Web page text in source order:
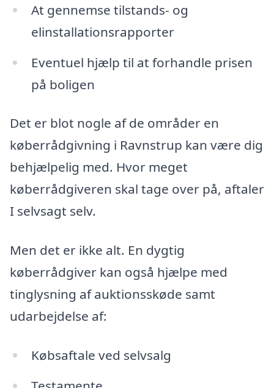
At gennemse tilstands- og
elinstallationsrapporter
Eventuel hjælp til at forhandle prisen
på boligen
Det er blot nogle af de områder en
køberrådgivning i Ravnstrup kan være dig
behjælpelig med. Hvor meget
køberrådgiveren skal tage over på, aftaler
I selvsagt selv.
Men det er ikke alt. En dygtig
køberrådgiver kan også hjælpe med
tinglysning af auktionsskøde samt
udarbejdelse af:
Købsaftale ved selvsalg